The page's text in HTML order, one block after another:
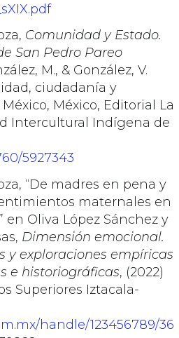
Comunidad y Estado.
San Pedro Pareo
M., & González, V.
ciudadanía y
México, Editorial La
Intercultural Indígena de
5927343
“De madres en pena y
maternales en
en Oliva López Sánchez y
Dimensión emocional.
y exploraciones empíricas
e historiográficas, (2022)
Superiores Iztacala-
handle/123456789/36